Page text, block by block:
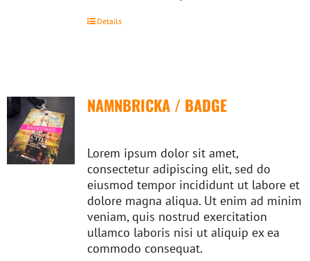
Details
NAMNBRICKA / BADGE
Lorem ipsum dolor sit amet,
consectetur adipiscing elit, sed do
eiusmod tempor incididunt ut labore et
dolore magna aliqua. Ut enim ad minim
veniam, quis nostrud exercitation
ullamco laboris nisi ut aliquip ex ea
commodo consequat.